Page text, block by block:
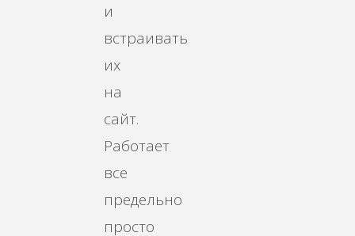
и
встраивать
их
на
сайт.
Работает
все
предельно
просто